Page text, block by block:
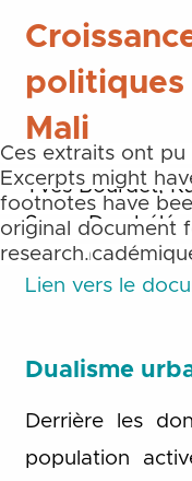
politiques
Mali
Yves Bourdet,
Saran Dembélé
Lien vers le
Dualisme
Derrière les
population
Ces extraits ont
notes de bas et
reprises. Merci de
documents
travaux
Excerpts might
footnotes have
original document
research.